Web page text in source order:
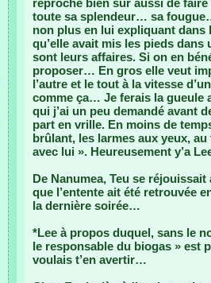
reproche bien sûr aussi de
toute sa splendeur… sa
non plus en lui expliquant dans
qu’elle avait mis les pieds
sont leurs affaires. Si on en
proposer… En gros elle veut
l’autre et le tout à la vitesse
comme ça… Je ferais la gueule
qui j’ai un peu demandé avant
part en vrille. En moins de
brûlant, les larmes aux yeux,
avec lui ». Heureusement y’a
De Nanumea, Teu se
que l’entente ait été retrouvée
la dernière soirée…
*Lee à propos duquel, sans le
le responsable du biogas » est
voulais t’en avertir…